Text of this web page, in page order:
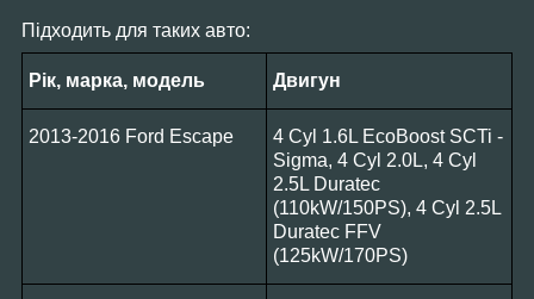
Підходить для таких авто:
Рік, марка, модель Двигун
2013-2016 Ford Escape
4 Cyl 1.6L EcoBoost SCTi -
Sigma, 4 Cyl 2.0L, 4 Cyl
2.5L Duratec
(110kW/150PS), 4 Cyl 2.5L
Duratec FFV
(125kW/170PS)